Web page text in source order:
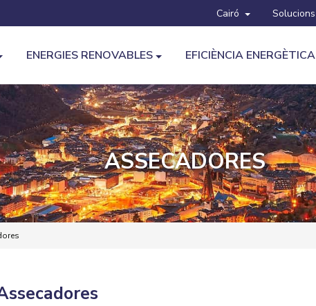
Cairó Solucions
ENERGIES RENOVABLES EFICIÈNCIA ENERGÈTICA
ASSECADORES